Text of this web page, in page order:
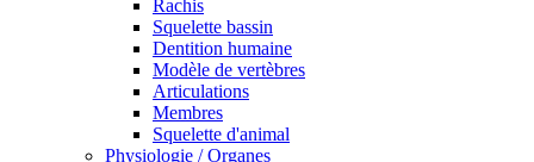
Rachis
Squelette bassin
Dentition humaine
Modèle de vertèbres
Articulations
Membres
Squelette d'animal
Physiologie / Organes